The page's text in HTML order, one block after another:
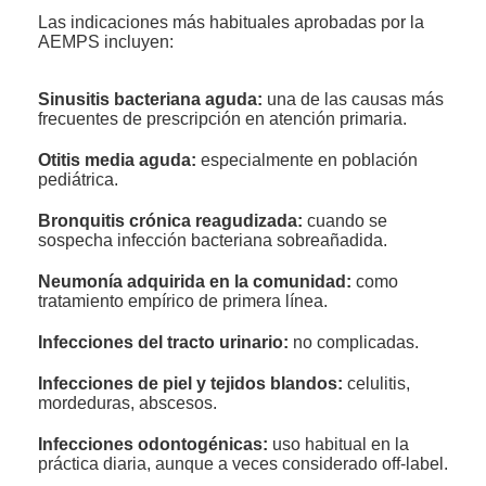
Las indicaciones más habituales aprobadas por la
AEMPS incluyen:
Sinusitis bacteriana aguda: una de las causas más
frecuentes de prescripción en atención primaria.
Otitis media aguda: especialmente en población
pediátrica.
Bronquitis crónica reagudizada: cuando se
sospecha infección bacteriana sobreañadida.
Neumonía adquirida en la comunidad: como
tratamiento empírico de primera línea.
Infecciones del tracto urinario: no complicadas.
Infecciones de piel y tejidos blandos: celulitis,
mordeduras, abscesos.
Infecciones odontogénicas: uso habitual en la
práctica diaria, aunque a veces considerado off-label.